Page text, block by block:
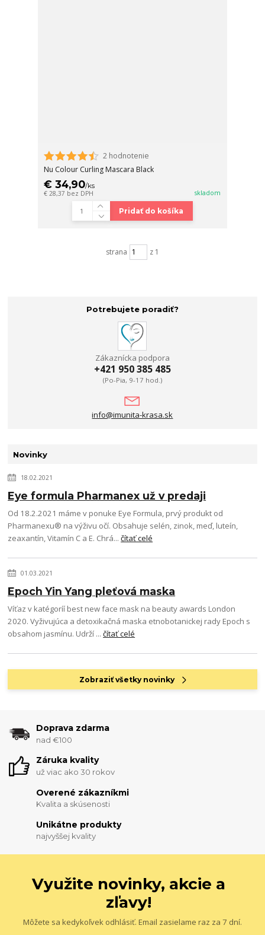
2 hodnotenie
Nu Colour Curling Mascara Black
€ 34,90/ks
€ 28,37 bez DPH skladom
Pridať do košíka
strana z 1
Potrebujete poradiť?
Zákaznícka podpora
+421 950 385 485
(Po-Pia, 9-17 hod.)
info@imunita-krasa.sk
Novinky
18.02.2021
Eye formula Pharmanex už v predaji
Od 18.2.2021 máme v ponuke Eye Formula, prvý produkt od
Pharmanexu® na výživu očí. Obsahuje selén, zinok, meď, luteín,
zeaxantín, Vitamín C a E. Chrá...čítať celé
01.03.2021
Epoch Yin Yang pleťová maska
Víťaz v katégoríí best new face mask na beauty awards London
2020. Vyživujúca a detoxikačná maska etnobotanickej rady Epoch s
obsahom jasmínu. Udrží ...čítať celé
Zobraziť všetky novinky
Doprava zdarma
nad €100
Záruka kvality
už viac ako 30 rokov
Overené zákazníkmi
Kvalita a skúsenosti
Unikátne produkty
najvyššej kvality
Využite novinky, akcie a
zľavy!
Môžete sa kedykoľvek odhlásiť. Email zasielame raz za 7 dní.